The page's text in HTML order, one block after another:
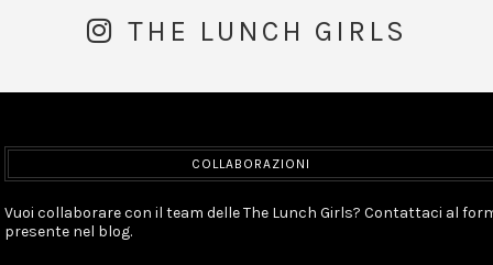
THE LUNCH GIRLS
COLLABORAZIONI
Vuoi collaborare con il team delle The Lunch Girls? Contattaci al
presente nel blog.